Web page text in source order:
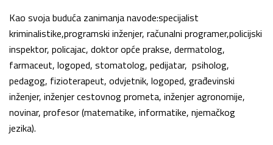
Kao svoja buduća zanimanja navode:specijalist
kriminalistike,programski inženjer, računalni programer,policijski
inspektor, policajac, doktor opće prakse, dermatolog,
farmaceut, logoped, stomatolog, pedijatar, psiholog,
pedagog, fizioterapeut, odvjetnik, logoped, građevinski
inženjer, inženjer cestovnog prometa, inženjer agronomije,
novinar, profesor (matematike, informatike, njemačkog
jezika).